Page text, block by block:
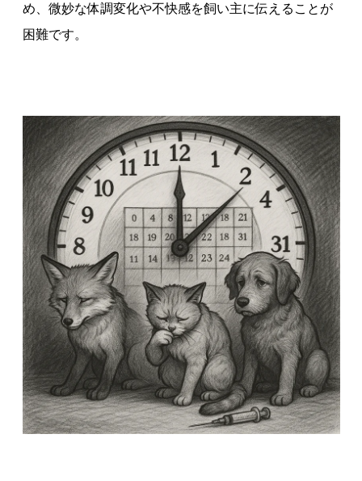
め、微妙な体調変化や不快感を飼い主に伝えることが
困難です。